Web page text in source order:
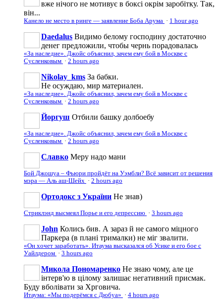
вже нічого не мотивує в боксі окрім заробітку. Так,
він...
Канело не место в ринге — заявление Боба Арума · 1 hour ago
Daedalus Видимо белому господину достаточно
денег предложили, чтобы чернь порадовалась
«За наследие». Джойс объяснил, зачем ему бой в Москве с
Сусленковым · 2 hours ago
Nikolay_kms За бабки.
Не осуждаю, мир материален.
«За наследие». Джойс объяснил, зачем ему бой в Москве с
Сусленковым · 2 hours ago
Йоргуш Отбили башку долбоебу
«За наследие». Джойс объяснил, зачем ему бой в Москве с
Сусленковым · 2 hours ago
Славко Меру надо мани
Бой Джошуа – Фьюри пройдёт на Уэмбли? Всё зависит от решения
мэра — Аль аш-Шейх · 2 hours ago
Ортодокс з України Не знав)
Стриклэнд высмеял Порье и его депрессию · 3 hours ago
John Колись бив. А зараз й не самого міцного
Паркера (в плані трималки) не міг звалити.
«Он хочет заработать». Итаума высказался об Усике и его бое с
Уайлдером · 3 hours ago
Микола Пономаренко Не знаю чому, але це
інтерв'ю в цілому залишає негативний присмак.
Буду вболівати за Хрговича.
Итаума: «Мы подерёмся с Дюбуа» · 4 hours ago